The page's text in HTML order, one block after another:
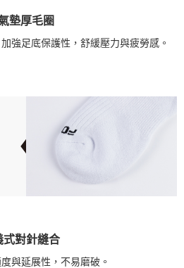
墊厚毛圈
強足底保護性，舒緩壓力與疲勞感。
式對針縫合
與延展性，不易磨破。